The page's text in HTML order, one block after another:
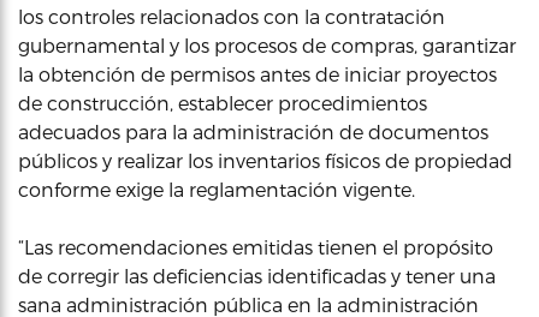
los controles relacionados con la contratación
gubernamental y los procesos de compras, garantizar
la obtención de permisos antes de iniciar proyectos
de construcción, establecer procedimientos
adecuados para la administración de documentos
públicos y realizar los inventarios físicos de propiedad
conforme exige la reglamentación vigente.
“Las recomendaciones emitidas tienen el propósito
de corregir las deficiencias identificadas y tener una
sana administración pública en la administración